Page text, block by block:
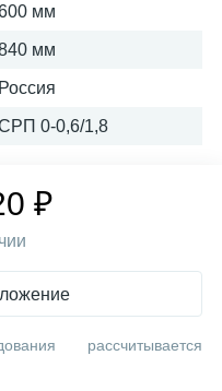
мм
мм
Россия
0-0,6/1,8
₽
рассчитывается